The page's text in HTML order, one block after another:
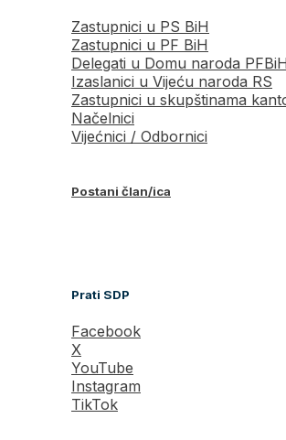
Zastupnici u PS BiH
Zastupnici u PF BiH
Delegati u Domu naroda PFBiH
Izaslanici u Vijeću naroda RS
Zastupnici u skupštinama
Načelnici
Vijećnici / Odbornici
Postani član/ica
Prati SDP
Facebook
X
YouTube
Instagram
TikTok